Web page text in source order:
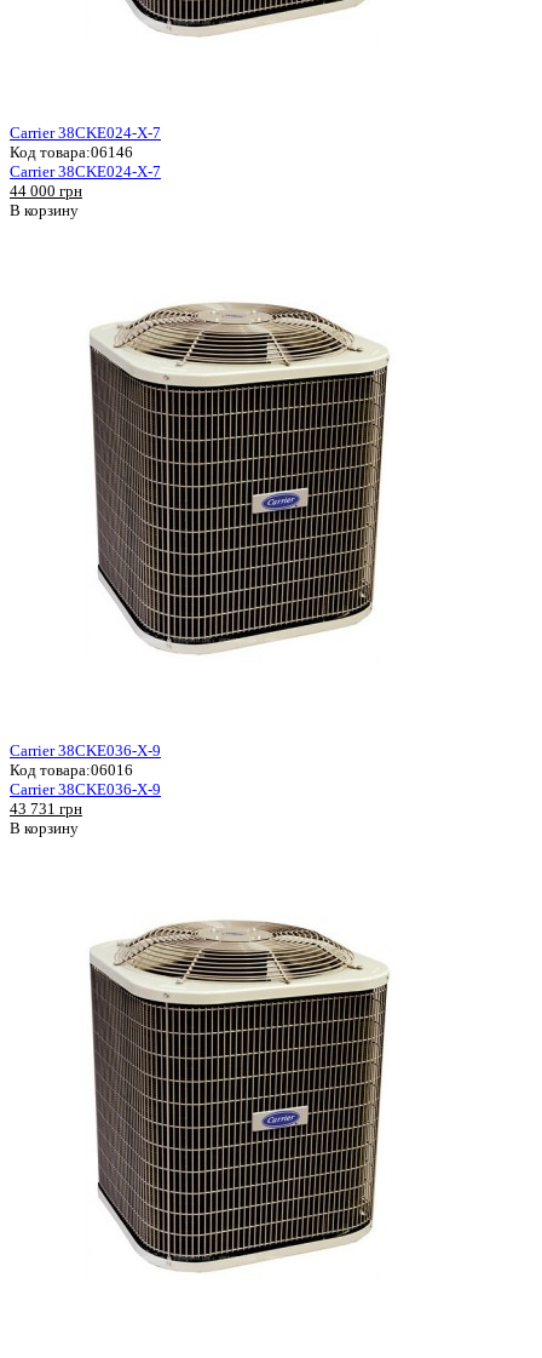
Carrier 38CKE024-X-7
Код товара:06146
Carrier 38CKE024-X-7
44 000 грн
В корзину
Carrier 38CKE036-X-9
Код товара:06016
Carrier 38CKE036-X-9
43 731 грн
В корзину